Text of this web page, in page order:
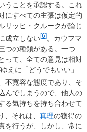
うことを承認する。これ
にすべての主張は仮定的
リッヒ・クルークが論じ
成立しない[6] 。カウフマ
つの種類がある。一つ
って、全ての意見は相対
えに「どうでもいい」
不寛容な態度であり、そ
んでしまうので、他人の
る気持ちを持ち合わせて
、それは、 真理の獲得の
を行うが、しかし、常に